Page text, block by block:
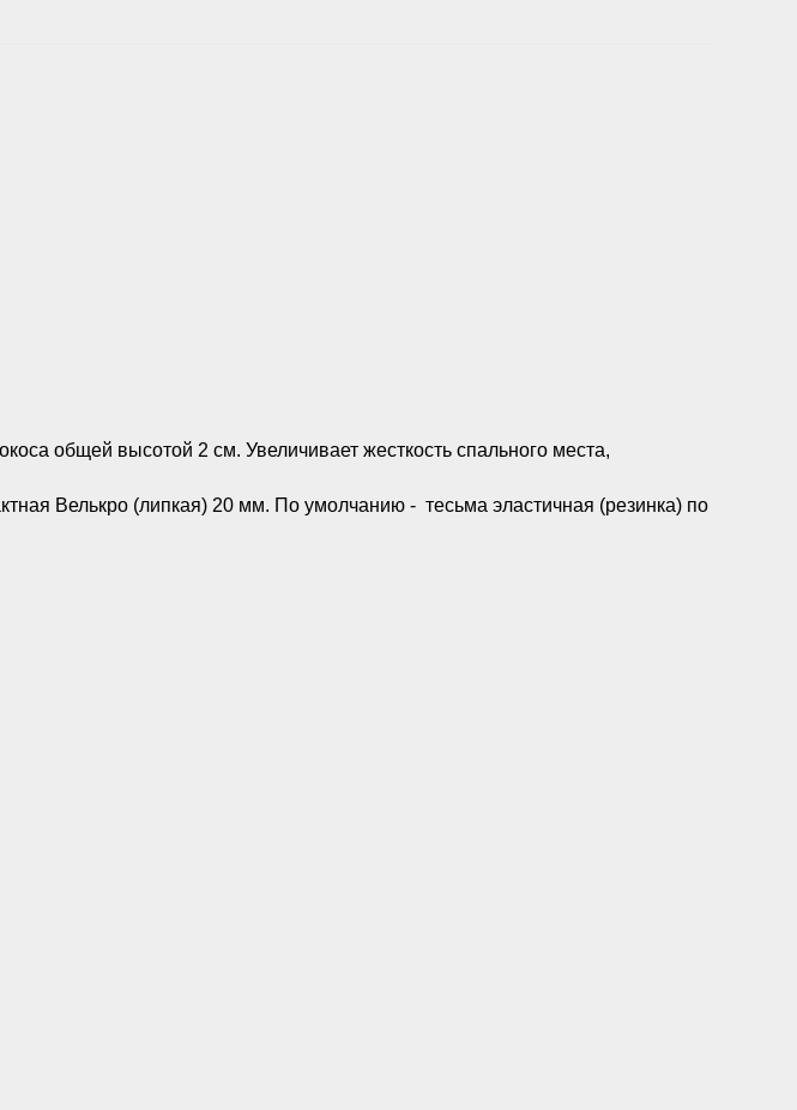
общей высотой 2 см. Увеличивает жесткость спального места,
Велькро (липкая) 20 мм. По умолчанию - тесьма эластичная (резинка) по